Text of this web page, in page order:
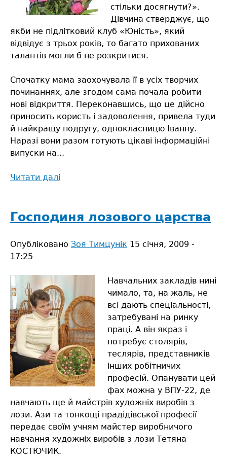
стільки досягнути?».
Дівчина стверджує, що
якби не підлітковий клуб «Юність», який
відвідує з трьох років, то багато прихованих
талантів могли б не розкритися.
Спочатку мама заохочувала її в усіх творчих
починаннях, але згодом сама почала робити
нові відкриття. Переконавшись, що це дійсно
приносить користь і задоволення, привела туди
й найкращу подругу, однокласницю Іванну.
Наразі вони разом готують цікаві інформаційні
випуски на...
Читати далі
«Юності»
Господиня лозового царства
Опубліковано Зоя Тимцунік 15 січня, 2009 -
17:25
Навчальних закладів нині
чимало, та, на жаль, не
всі дають спеціальності,
затребувані на ринку
праці. А він якраз і
потребує столярів,
теслярів, представників
інших робітничих
професій. Опанувати цей
фах можна у ВПУ-22, де
навчають ще й майстрів художніх виробів з
лози. Ази та тонкощі прадідівської професії
передає своїм учням майстер виробничого
навчання художніх виробів з лози Тетяна
КОСТЮЧИК.